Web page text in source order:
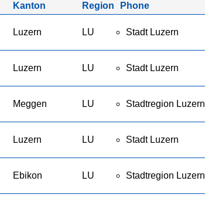
Kanton Region Phone
Luzern LU Stadt Luzern
Luzern LU Stadt Luzern
Meggen LU Stadtregion Luzern
Luzern LU Stadt Luzern
Ebikon LU Stadtregion Luzern